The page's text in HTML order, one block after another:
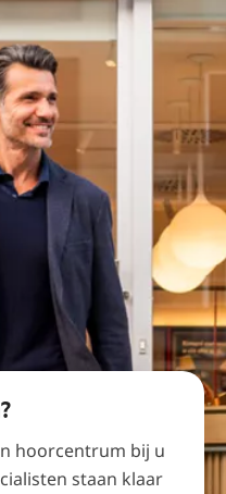
hoorcentrum bij u
staan ​​klaar